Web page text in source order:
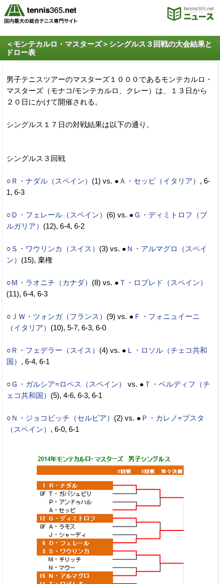
＜モンテカルロ・マスターズ＞シングルス３回戦の大会結果と
ドロー表
男子テニスツアーのマスターズ１０００であるモンテカルロ・
マスターズ（モナコ/モンテカルロ、クレー）は、１３日から
２０日にかけて開催される。
シングルス１７日の対戦結果は以下の通り。
シングルス３回戦
○ Ｒ・ナダル（スペイン） (1) vs. ● Ａ・セッピ（イタリア） , 6-
1, 6-3
○ Ｄ・フェレール（スペイン） (6) vs. ● Ｇ・ディミトロフ（ブ
ルガリア） (12), 6-4, 6-2
○ Ｓ・ワウリンカ（スイス） (3) vs. ● Ｎ・アルマグロ（スペイ
ン） (15), 棄権
○Ｍ・ラオニチ（カナダ） (8) vs. ● Ｔ・ロブレド（スペイン）
(11), 6-4, 6-3
○ ＪＷ・ツォンガ（フランス） (9) vs. ● Ｆ・フォニュイーニ
（イタリア） (10), 5-7, 6-3, 6-0
○ Ｒ・フェデラー（スイス） (4) vs. ● Ｌ・ロソル（チェコ共和
国） , 6-4, 6-1
○ Ｇ・ガルシア=ロペス（スペイン） vs. ● Ｔ・ベルディフ（チ
ェコ共和国） (5), 4-6, 6-3, 6-1
○ Ｎ・ジョコビッチ（セルビア） (2) vs. ● Ｐ・カレノ=ブスタ
（スペイン） , 6-0, 6-1